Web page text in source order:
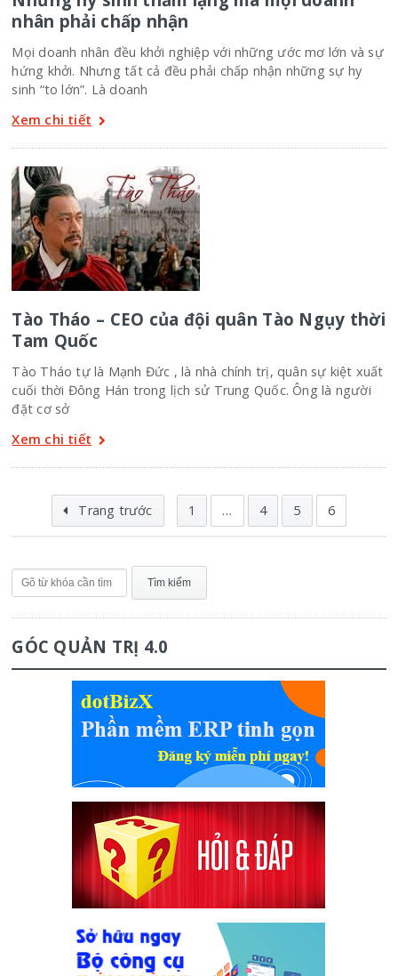
nhân phải chấp nhận
Mọi doanh nhân đều khởi nghiệp với những ước mơ lớn và sự
hứng khởi. Nhưng tất cả đều phải chấp nhận những sự hy
sinh “to lớn”. Là doanh
Xem chi tiết
Tào Tháo – CEO của đội quân Tào Ngụy thời
Tam Quốc
Tào Tháo tự là Mạnh Đức , là nhà chính trị, quân sự kiệt xuất
cuối thời Đông Hán trong lịch sử Trung Quốc. Ông là người
đặt cơ sở
Xem chi tiết
Trang trước 1 … 4 5 6
GÓC QUẢN TRỊ 4.0